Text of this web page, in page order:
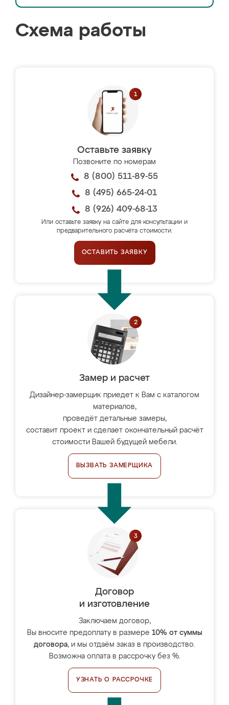
Схема работы
Оставьте заявку
Позвоните по номерам
8 (800) 511-89-55
8 (495) 665-24-01
8 (926) 409-68-13
Или оставьте заявку на сайте для консультации и
предварительного расчёта стоимости.
ОСТАВИТЬ ЗАЯВКУ
Замер и расчет
Дизайнер-замерщик приедет к Вам с каталогом
материалов,
проведёт детальные замеры,
составит проект и сделает окончательный расчёт
стоимости Вашей будущей мебели.
ВЫЗВАТЬ ЗАМЕРЩИКА
Договор
и изготовление
Заключаем договор,
Вы вносите предоплату в размере 10% от суммы
договора, и мы отдаём заказ в производство.
Возможна оплата в рассрочку без %.
УЗНАТЬ О РАССРОЧКЕ